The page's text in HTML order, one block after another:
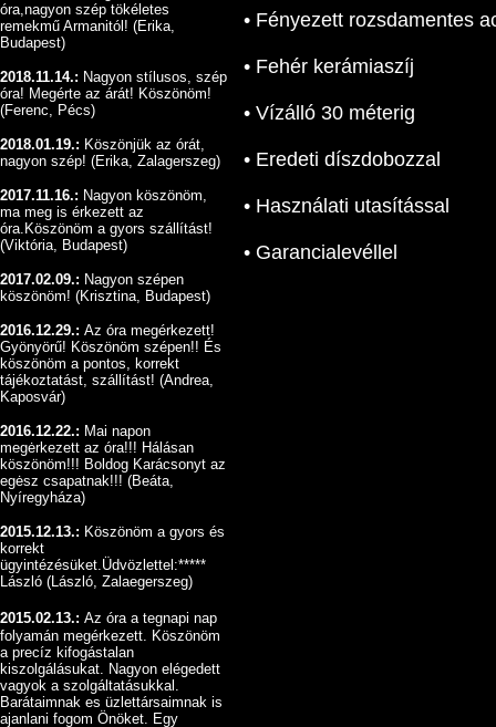
óra,nagyon szép tökéletes
remekmű Armanitól! (Erika,
Budapest)
2018.11.14.: Nagyon stílusos, szép
óra! Megérte az árát! Köszönöm!
(Ferenc, Pécs)
2018.01.19.: Köszönjük az órát,
nagyon szép! (Erika, Zalagerszeg)
2017.11.16.: Nagyon köszönöm,
ma meg is érkezett az
óra.Köszönöm a gyors szállítást!
(Viktória, Budapest)
2017.02.09.: Nagyon szépen
köszönöm! (Krisztina, Budapest)
2016.12.29.: Az óra megérkezett!
Gyönyörű! Köszönöm szépen!! És
köszönöm a pontos, korrekt
tájékoztatást, szállítást! (Andrea,
Kaposvár)
2016.12.22.: Mai napon
megėrkezett az óra!!! Hálásan
köszönöm!!! Boldog Karácsonyt az
egėsz csapatnak!!! (Beáta,
Nyíregyháza)
2015.12.13.: Köszönöm a gyors és
korrekt
ügyintézésüket.Üdvözlettel:*****
László (László, Zalaegerszeg)
2015.02.13.: Az óra a tegnapi nap
folyamán megérkezett. Köszönöm
a precíz kifogástalan
kiszolgálásukat. Nagyon elégedett
vagyok a szolgáltatásukkal.
Barátaimnak es üzlettársaimnak is
ajanlani fogom Önöket. Egy
• Fényezett rozsdamentes
• Fehér kerámiaszíj
• Vízálló 30 méterig
• Eredeti díszdobozzal
• Használati utasítással
• Garancialevéllel